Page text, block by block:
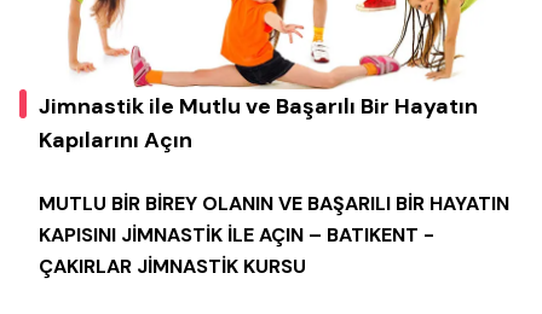
Jimnastik ile Mutlu ve Başarılı Bir Hayatın
Kapılarını Açın
MUTLU BİR BİREY OLANIN VE BAŞARILI BİR HAYATIN
KAPISINI JİMNASTİK İLE AÇIN – BATIKENT -
ÇAKIRLAR JİMNASTİK KURSU